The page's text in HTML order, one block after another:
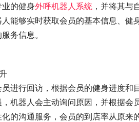
的健身外呼机器人系统 ，并将其与
能够实时获取会员的基本信息、
务信息。
进行回访，根据会员的健身进度
机器人会主动询问原因，并根据
的沟通服务，会员的到店率从原来